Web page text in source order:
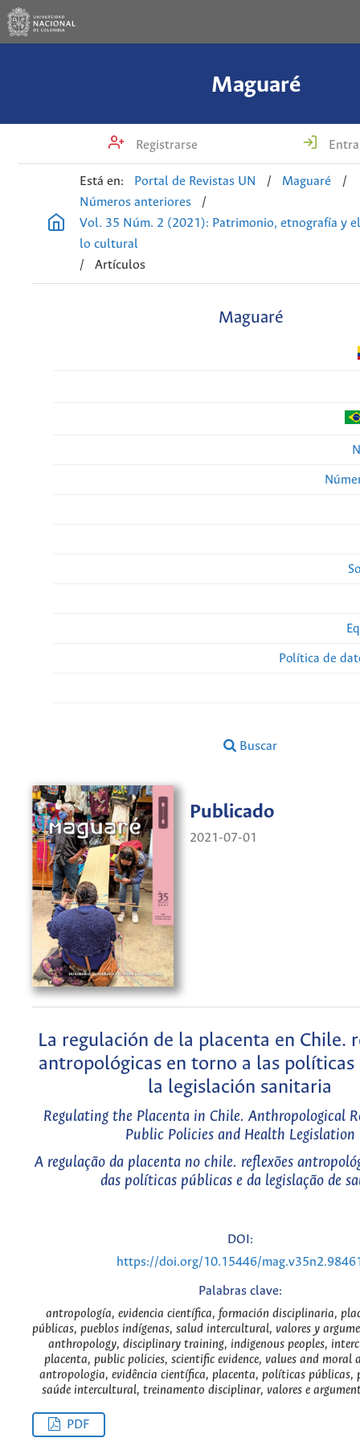
Maguaré
Registrarse
Está en: Portal de Revistas UN / Maguaré
/
Números anteriores
/
Vol. 35 Núm. 2 (2021): Patrimonio, etnografía y
lo cultural
/
Artículos
Maguaré
Política de
Buscar
Publicado
2021-07-01
La regulación de la placenta en Chile.
antropológicas en torno a las políticas
la legislación sanitaria
Regulating the Placenta in Chile. Anthropological
Public Policies and Health Legislation
A regulação da placenta no chile. reflexões
das políticas públicas e da legislação de
DOI:
https://doi.org/10.15446/
Palabras clave:
antropología, evidencia científica, formación disciplinaria,
públicas, pueblos indígenas, salud intercultural, valores y
anthropology, disciplinary training, indigenous peoples,
placenta, public policies, scientific evidence, values and moral
antropologia, evidência científica, placenta, políticas públicas,
saúde intercultural, treinamento disciplinar, valores e
PDF